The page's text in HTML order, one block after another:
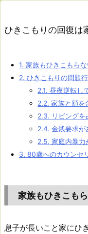
ひきこもりの回復は
1. 家族もひきこもら
2. ひきこもりの問題
2.1. 昼夜逆転し
2.2. 家族と顔を
2.3. リビング
2.4. 金銭要求が
2.5. 家庭内暴力
3. 80歳へのカウンセ
家族もひきこも
息子が長いこと家にひ